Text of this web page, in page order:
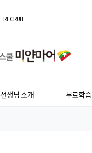
RECRUIT
선생님 소개 무료학습